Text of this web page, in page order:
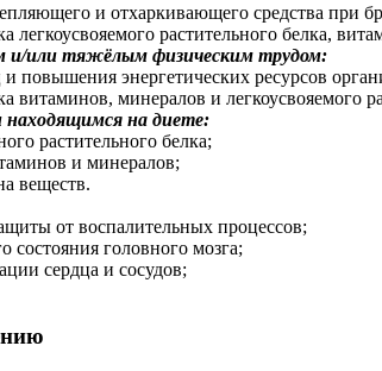
и отхаркивающего средства при
легкоусвояемого растительного белка,
или тяжёлым физическим трудом:
повышения энергетических ресурсов
витаминов, минералов и легкоусвояемого
на диете:
растительного белка;
и минералов;
веществ.
от воспалительных процессов;
состояния головного мозга;
сердца и сосудов;